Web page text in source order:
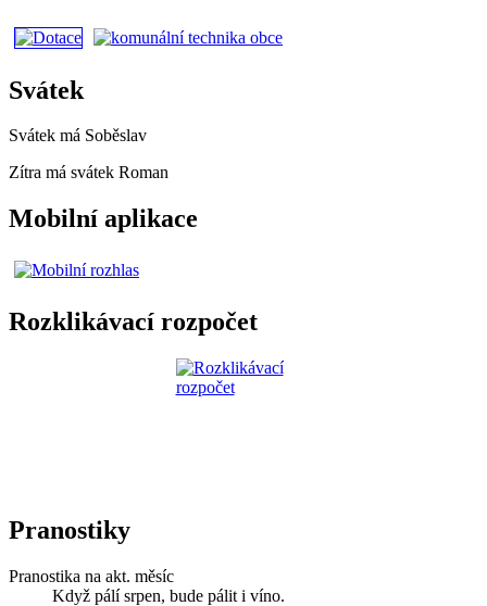
Svátek
Svátek má Soběslav
Zítra má svátek Roman
Mobilní aplikace
Rozklikávací rozpočet
Pranostiky
Pranostika na akt. měsíc
Když pálí srpen, bude pálit i víno.